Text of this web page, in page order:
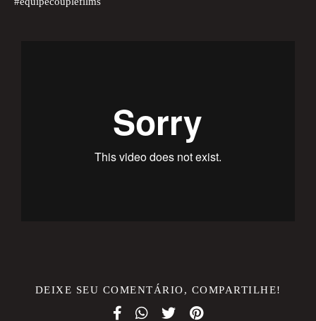
DEIXE SEU COMENTÁRIO, COMPARTILHE!